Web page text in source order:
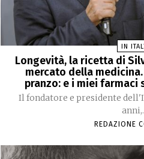
IN
Longevità, la ricetta di
mercato della
pranzo: e i miei farmaci
Il fondatore e presidente
REDAZIONE